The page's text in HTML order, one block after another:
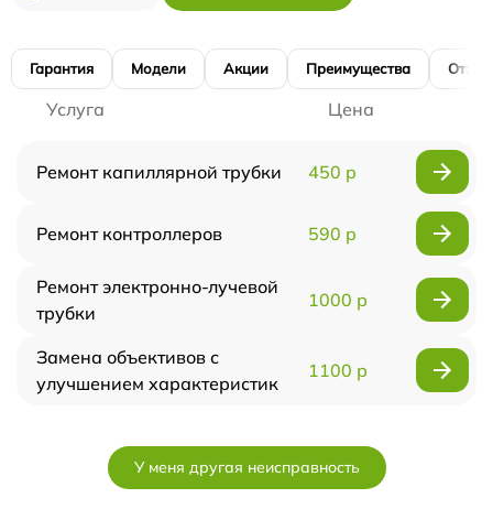
Гарантия Модели Акции Преимущества
Услуга Цена
Ремонт капиллярной трубки 450 р
Ремонт контроллеров 590 р
Ремонт электронно-лучевой
трубки
1000 р
Замена объективов с
улучшением характеристик
1100 р
У меня другая неисправность